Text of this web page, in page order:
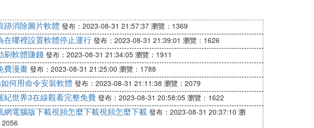
修復功能，可以將自己的老照片恢復到高清的樣子，還能進行
載去水印照片修復app。
水印的功能，可以一鍵擦除自己不想要的水印。一鍵輕松去水
鍵輕松去水印app。
跡消除圖片軟體 發布：2023-08-31 21:57:37 瀏覽：1369
在哪裡設置軟體停止運行 發布：2023-08-31 21:39:01 瀏覽：1626
刷軟體賺錢發布：2023-08-31 21:34:05 瀏覽：1911
費漫畫 發布：2023-08-31 21:25:00 瀏覽：1788
何用命令安裝軟體 發布：2023-08-31 21:11:38 瀏覽：2079
紀世界3在線觀看完整免費 發布：2023-08-31 20:58:05 瀏覽：1622
網電腦版下載視頻怎麼下載視頻怎麼下載 發布：2023-08-31 20:37:10 瀏
2056